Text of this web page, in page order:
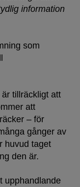
information
som
tillräckligt att
att
– för
gånger av
huvud taget
den är.
upphandlande